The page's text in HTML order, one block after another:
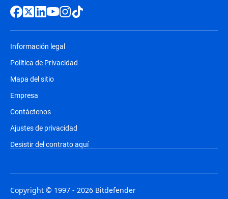
Información legal
Política de Privacidad
Mapa del sitio
Empresa
Contáctenos
Ajustes de privacidad
Desistir del contrato aquí
Copyright © 1997 - 2026 Bitdefender